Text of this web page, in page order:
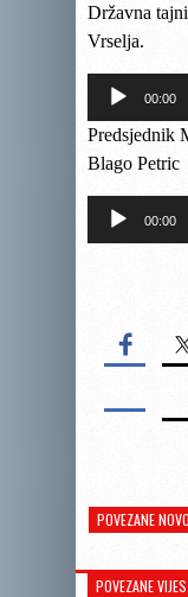
Državna
Vrselja.
Reproduktor
00:00
Predsjednik
Blago Petric
Reproduktor
00:00
POVEZANE
POVEZANE